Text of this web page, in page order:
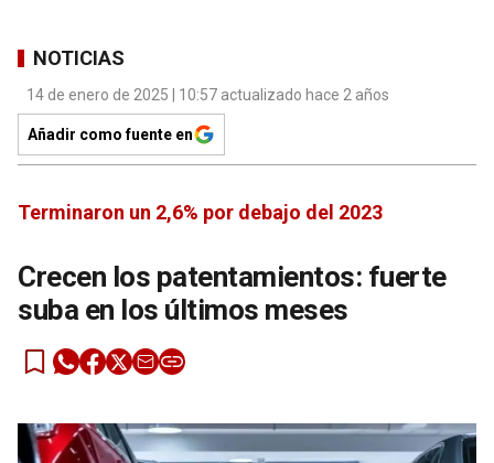
NOTICIAS
14 de enero de 2025 | 10:57 actualizado hace 2 años
Añadir como fuente en
Terminaron un 2,6% por debajo del 2023
Crecen los patentamientos: fuerte
suba en los últimos meses